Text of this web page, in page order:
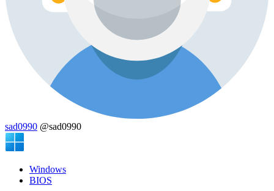
sad0990 @sad0990
Windows
BIOS